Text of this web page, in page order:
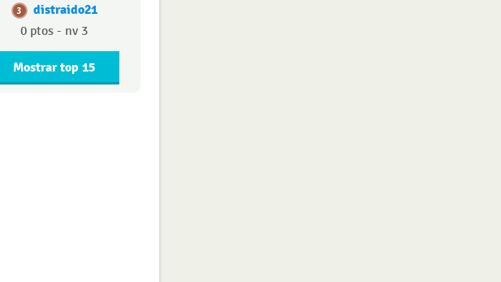
3 distraido21
0 ptos - nv 3
Mostrar top 15